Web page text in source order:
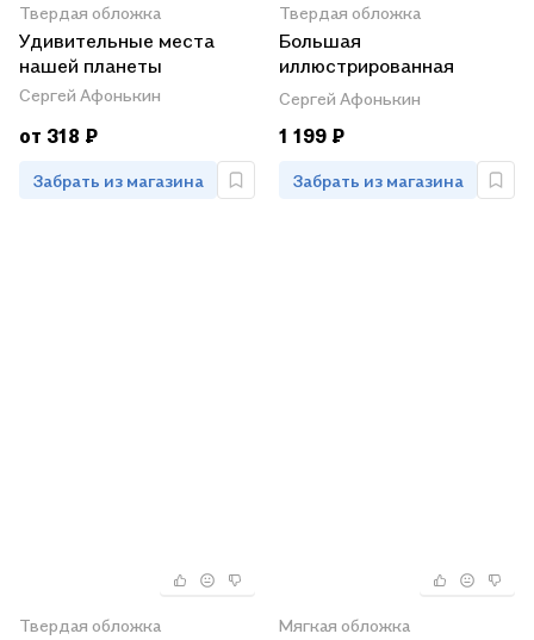
Твердая обложка
Удивительные места
нашей планеты
Сергей Афонькин
от 318 ₽
Забрать из магазина
Твердая обложка
Большая
иллюстрированная
энциклопедия.
Драгоценные камни.
Сергей Афонькин
1 199 ₽
Забрать из магазина
Твердая обложка Мягкая обложка